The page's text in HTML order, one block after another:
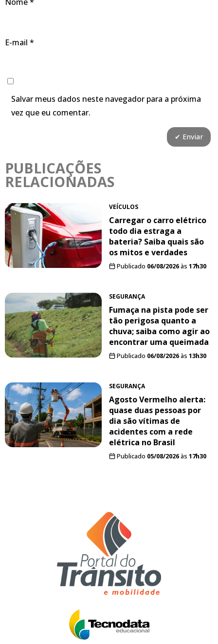
E-mail *
Salvar meus dados neste navegador para a próxima
vez que eu comentar.
PUBLICAÇÕES
RELACIONADAS
VEÍCULOS
Carregar o carro elétrico
todo dia estraga a
bateria? Saiba quais são
os mitos e verdades
Publicado 06/08/2026às 17h30
SEGURANÇA
Fumaça na pista pode ser
tão perigosa quanto a
chuva; saiba como agir ao
encontrar uma queimada
Publicado 06/08/2026às 13h30
SEGURANÇA
Agosto Vermelho alerta:
quase duas pessoas por
dia são vítimas de
acidentes com a rede
elétrica no Brasil
Publicado 05/08/2026às 17h30